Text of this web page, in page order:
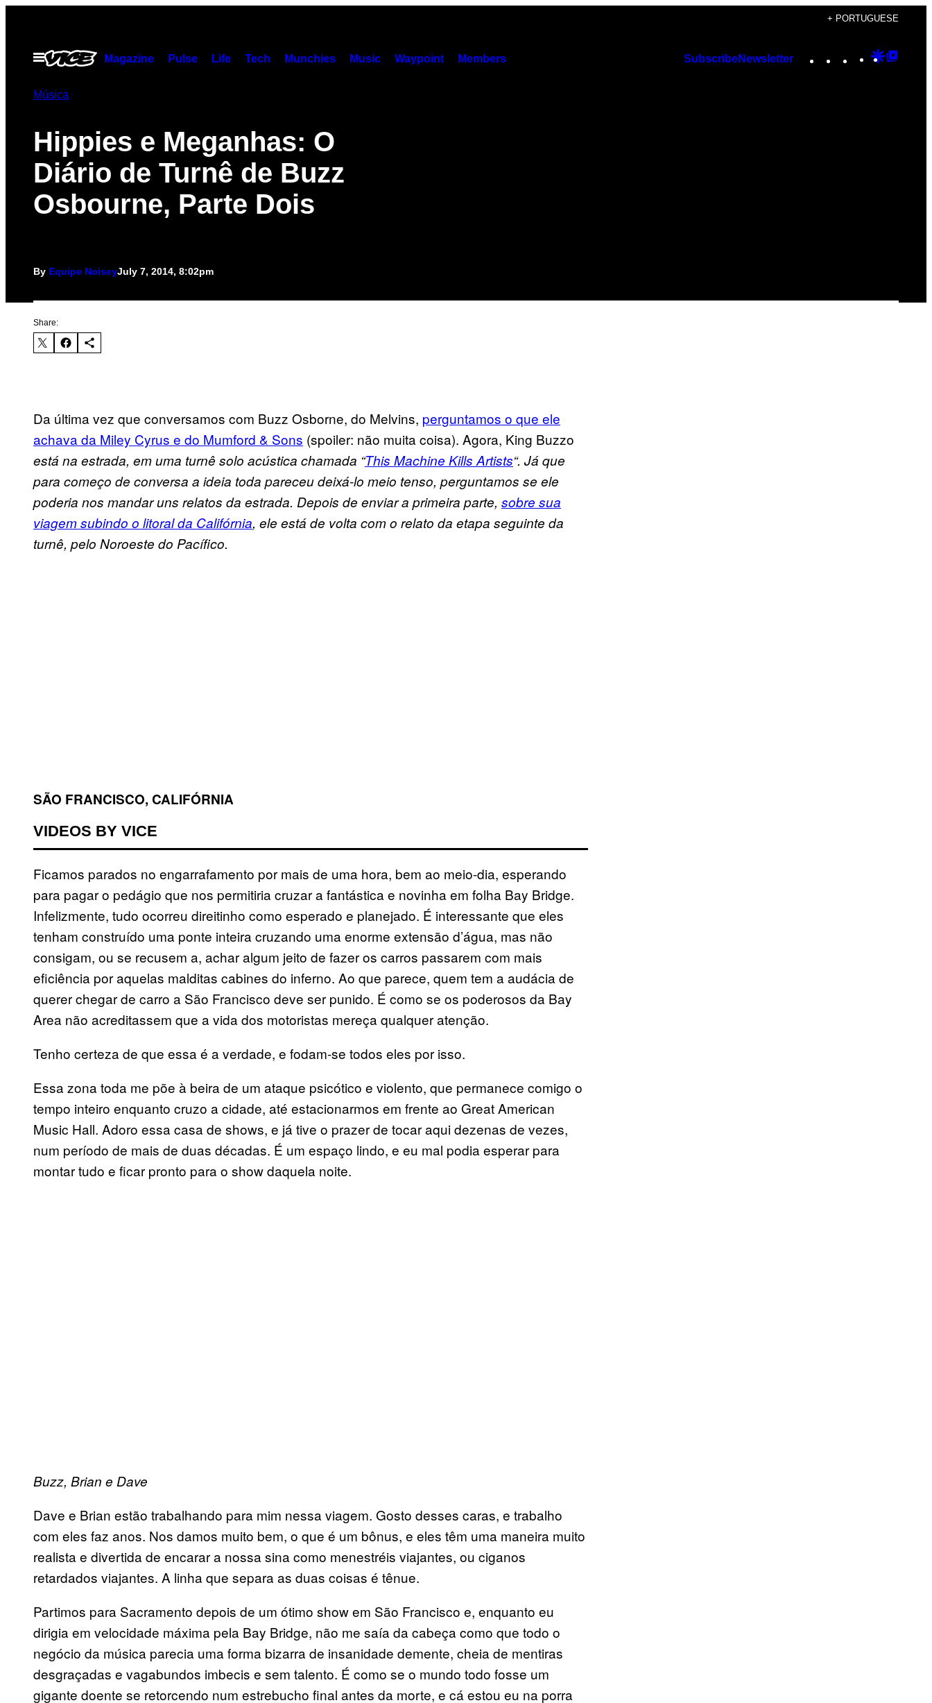
content
+ PORTUGUESE
Open
Menu
Magazine Pulse Life Tech Munchies Music Waypoint Members SubscribeNewsletter Instagram
TikTok
YouTube
Google
Música
Hippies e Meganhas: O
Diário de Turnê de Buzz
Osbourne, Parte Dois
By Equipe NoiseyJuly 7, 2014, 8:02pm
Share:
Da última vez que conversamos com Buzz Osborne, do Melvins, perguntamos o que ele
achava da Miley Cyrus e do Mumford & Sons (spoiler: não muita coisa). Agora, King Buzzo
está na estrada, em uma turnê solo acústica chamada “This Machine Kills Artists“. Já que
para começo de conversa a ideia toda pareceu deixá-lo meio tenso, perguntamos se ele
poderia nos mandar uns relatos da estrada. Depois de enviar a primeira parte, sobre sua
viagem subindo o litoral da Califórnia, ele está de volta com o relato da etapa seguinte da
turnê, pelo Noroeste do Pacífico.
SÃO FRANCISCO, CALIFÓRNIA
VIDEOS BY VICE
Ficamos parados no engarrafamento por mais de uma hora, bem ao meio-dia, esperando
para pagar o pedágio que nos permitiria cruzar a fantástica e novinha em folha Bay Bridge.
Infelizmente, tudo ocorreu direitinho como esperado e planejado. É interessante que eles
tenham construído uma ponte inteira cruzando uma enorme extensão d’água, mas não
consigam, ou se recusem a, achar algum jeito de fazer os carros passarem com mais
eficiência por aquelas malditas cabines do inferno. Ao que parece, quem tem a audácia de
querer chegar de carro a São Francisco deve ser punido. É como se os poderosos da Bay
Area não acreditassem que a vida dos motoristas mereça qualquer atenção.
Tenho certeza de que essa é a verdade, e fodam-se todos eles por isso.
Essa zona toda me põe à beira de um ataque psicótico e violento, que permanece comigo o
tempo inteiro enquanto cruzo a cidade, até estacionarmos em frente ao Great American
Music Hall. Adoro essa casa de shows, e já tive o prazer de tocar aqui dezenas de vezes,
num período de mais de duas décadas. É um espaço lindo, e eu mal podia esperar para
montar tudo e ficar pronto para o show daquela noite.
Buzz, Brian e Dave
Dave e Brian estão trabalhando para mim nessa viagem. Gosto desses caras, e trabalho
com eles faz anos. Nos damos muito bem, o que é um bônus, e eles têm uma maneira muito
realista e divertida de encarar a nossa sina como menestréis viajantes, ou ciganos
retardados viajantes. A linha que separa as duas coisas é tênue.
Partimos para Sacramento depois de um ótimo show em São Francisco e, enquanto eu
dirigia em velocidade máxima pela Bay Bridge, não me saía da cabeça como que todo o
negócio da música parecia uma forma bizarra de insanidade demente, cheia de mentiras
desgraçadas e vagabundos imbecis e sem talento. É como se o mundo todo fosse um
gigante doente se retorcendo num estrebucho final antes da morte, e cá estou eu na porra